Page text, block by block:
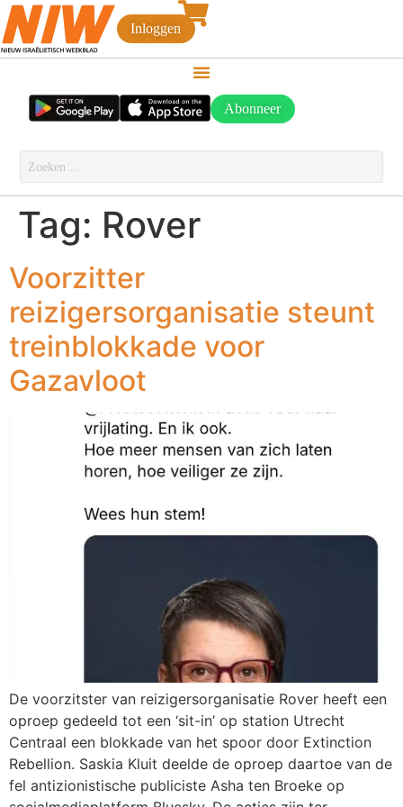
Inloggen
Abonneer
Tag: Rover
Voorzitter
reizigersorganisatie steunt
treinblokkade voor
Gazavloot
De voorzitster van reizigersorganisatie Rover heeft een
oproep gedeeld tot een ‘sit-in’ op station Utrecht
Centraal een blokkade van het spoor door Extinction
Rebellion. Saskia Kluit deelde de oproep daartoe van de
fel antizionistische publiciste Asha ten Broeke op